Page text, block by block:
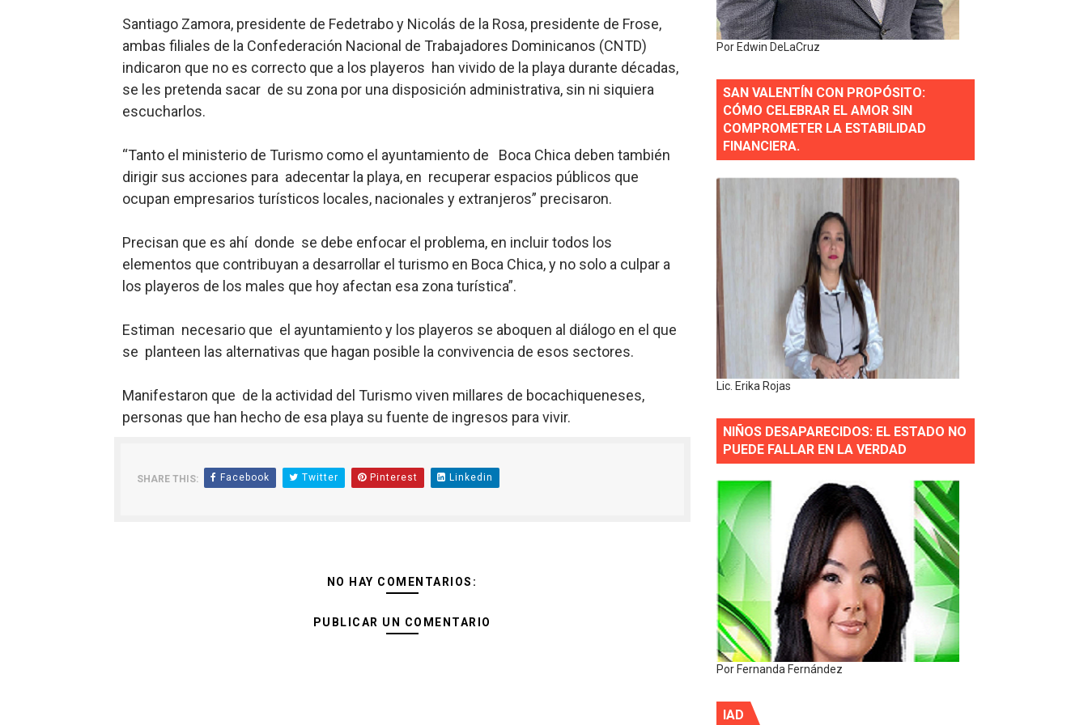
Lee Ballester a los que se forman como agentes “Todo el equipo de la DGM debe acogerse a normas éticas y ser garante de los derechos de
Operativo Interinstitucional “Compromiso Ambiental 2.0”
Trabajadores de la prensa y Obispado de la Provincia Santo Domingo Acuerdan Alianza Estratégica para Impulsar el Desarrollo de Santo
Ministerio de Cultura anuncia ganadores de Premios Anuales de Literatura 2026 y el de Historia 2025
Más de 180 dirigentes sindicales de las Américas se reúnen en República Dominicana para fortalecer el diálogo social y el trabajo decente
Santiago Zamora, presidente de Fedetrabo y Nicolás de la Rosa, presidente de Frose,
ambas filiales de la Confederación Nacional de Trabajadores Dominicanos (CNTD)
indicaron que no es correcto que a los playeros han vivido de la playa durante décadas,
se les pretenda sacar de su zona por una disposición administrativa, sin ni siquiera
escucharlos.
“Tanto el ministerio de Turismo como el ayuntamiento de Boca Chica deben también
dirigir sus acciones para adecentar la playa, en recuperar espacios públicos que
ocupan empresarios turísticos locales, nacionales y extranjeros” precisaron.
Precisan que es ahí donde se debe enfocar el problema, en incluir todos los
elementos que contribuyan a desarrollar el turismo en Boca Chica, y no solo a culpar a
los playeros de los males que hoy afectan esa zona turística”.
Estiman necesario que el ayuntamiento y los playeros se aboquen al diálogo en el que
se planteen las alternativas que hagan posible la convivencia de esos sectores.
Manifestaron que de la actividad del Turismo viven millares de bocachiqueneses,
personas que han hecho de esa playa su fuente de ingresos para vivir.
SHARE THIS: Facebook Twitter Pinterest Linkedin
NO HAY COMENTARIOS:
PUBLICAR UN COMENTARIO
Por Edwin DeLaCruz
SAN VALENTÍN CON PROPÓSITO:
CÓMO CELEBRAR EL AMOR SIN
COMPROMETER LA ESTABILIDAD
FINANCIERA.
Lic. Erika Rojas
NIÑOS DESAPARECIDOS: EL ESTADO NO
PUEDE FALLAR EN LA VERDAD
Por Fernanda Fernández
IAD